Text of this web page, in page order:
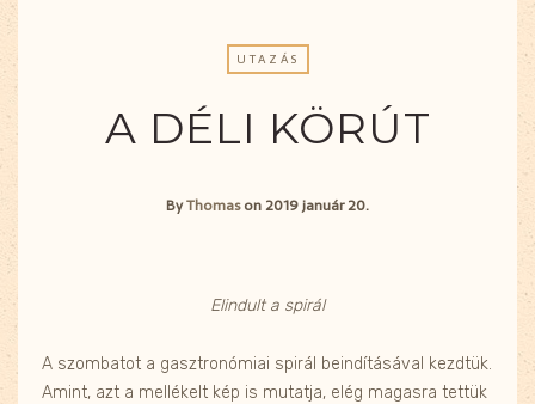
UTAZÁS
A DÉLI KÖRÚT
ByThomas on2019 január 20.
Elindult a spirál
A szombatot a gasztronómiai spirál beindításával kezdtük.
Amint, azt a mellékelt kép is mutatja, elég magasra tettük